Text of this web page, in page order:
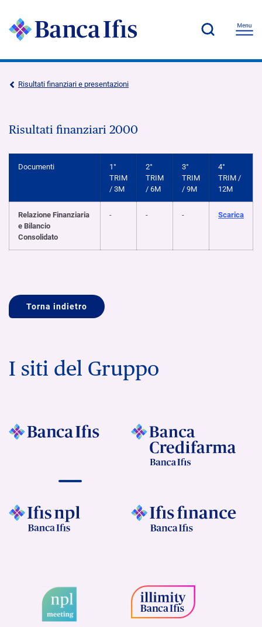
Risultati finanziari e presentazioni
Risultati finanziari 2000
Documenti
1°
TRIM
/ 3M
2°
TRIM
/ 6M
3°
TRIM
/ 9M
4°
TRIM /
12M
Relazione Finanziaria
e Bilancio
Consolidato
- - - Scarica
Torna indietro
I siti del Gruppo